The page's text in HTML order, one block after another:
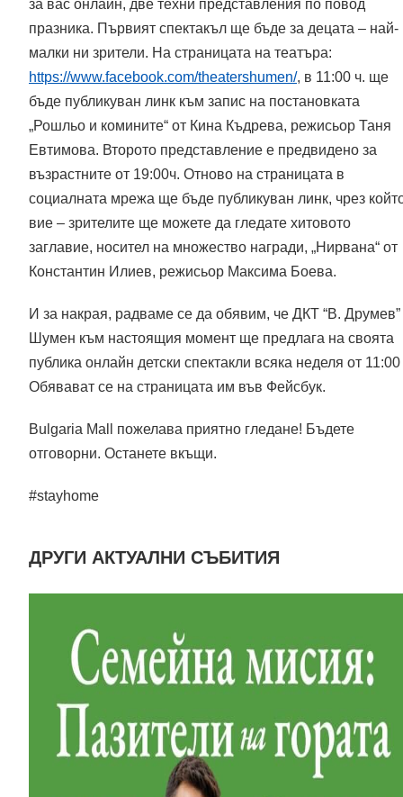
за вас онлайн, две техни представления по повод
празника. Първият спектакъл ще бъде за децата – най-
малки ни зрители. На страницата на театъра:
https://www.facebook.com/theatershumen/, в 11:00 ч. ще
бъде публикуван линк към запис на постановката
„Рошльо и комините“ от Кина Къдрева, режисьор Таня
Евтимова. Второто представление е предвидено за
възрастните от 19:00ч. Отново на страницата в
социалната мрежа ще бъде публикуван линк, чрез
вие – зрителите ще можете да гледате хитовото
заглавие, носител на множество награди, „Нирвана“ от
Константин Илиев, режисьор Максима Боева.
И за накрая, радваме се да обявим, че ДКТ “В. Друмев”
Шумен към настоящия момент ще предлага на своята
публика онлайн детски спектакли всяка неделя от 11:00
Обявават се на страницата им във Фейсбук.
Bulgaria Mall пожелава приятно гледане! Бъдете
отговорни. Останете вкъщи.
#stayhome
ДРУГИ АКТУАЛНИ СЪБИТИЯ